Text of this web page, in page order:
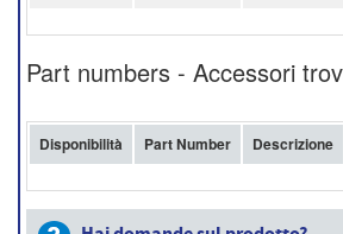
Part numbers - Accessori
Disponibilità Part Number Descrizione